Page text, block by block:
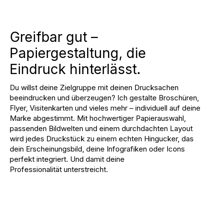
Greifbar gut –
Papiergestaltung, die
Eindruck hinterlässt.
Du willst deine Zielgruppe mit deinen Drucksachen
beeindrucken und überzeugen? Ich gestalte Broschüren,
Flyer, Visitenkarten und vieles mehr – individuell auf deine
Marke abgestimmt. Mit hochwertiger Papierauswahl,
passenden Bildwelten und einem durchdachten Layout
wird jedes Druckstück zu einem echten Hingucker, das
dein Erscheinungsbild, deine Infografiken oder Icons
perfekt integriert. Und damit deine
Professionalität unterstreicht.